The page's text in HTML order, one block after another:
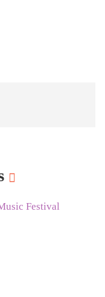
Festival